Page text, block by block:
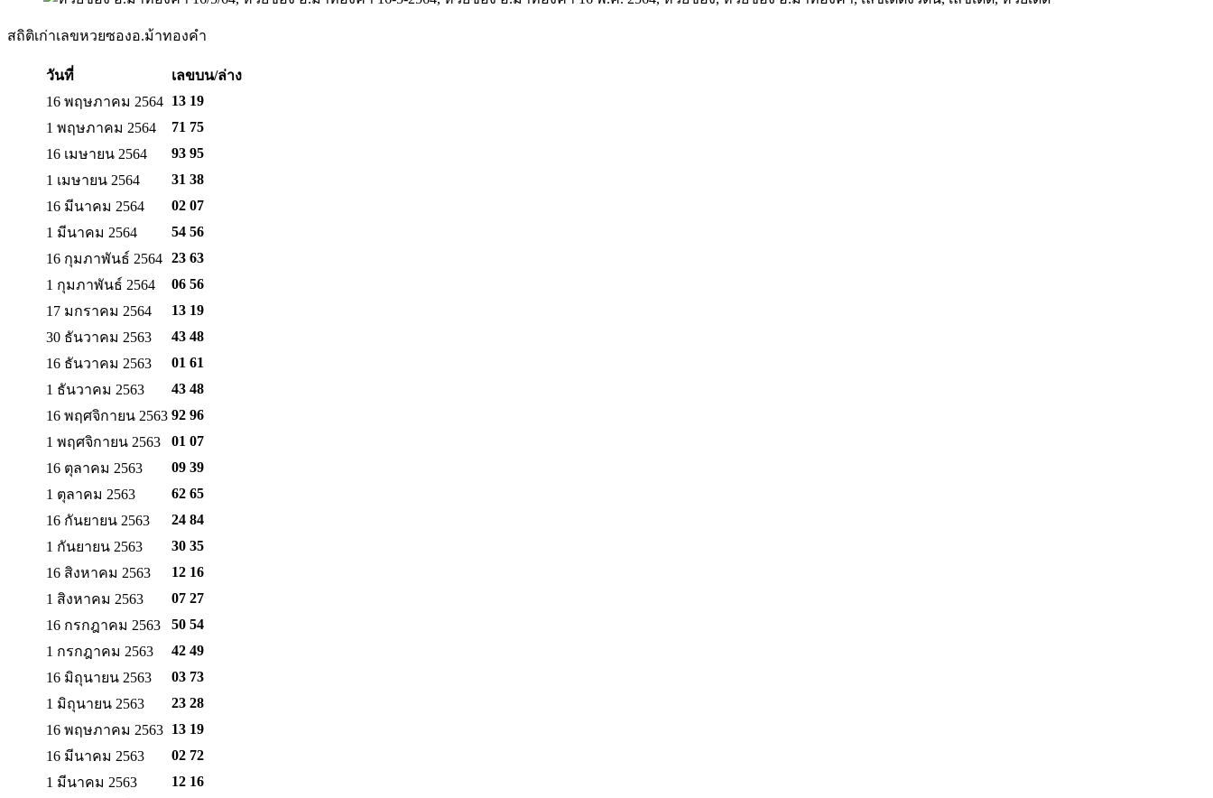
สถิติเก่าเลขหวยซองอ.ม้าทองคำ
วันที่
เลขบน/ล่าง
16 พฤษภาคม 2564 13 19
1 พฤษภาคม 2564
71 75
16 เมษายน 2564
93 95
1 เมษายน 2564
31 38
16 มีนาคม 2564
02 07
1 มีนาคม 2564
54 56
16 กุมภาพันธ์ 2564 23 63
1 กุมภาพันธ์ 2564
06 56
17 มกราคม 2564
13 19
30 ธันวาคม 2563
43 48
16 ธันวาคม 2563
01 61
1 ธันวาคม 2563
43 48
16 พฤศจิกายน 2563 92 96
1 พฤศจิกายน 2563
01 07
16 ตุลาคม 2563
09 39
1 ตุลาคม 2563
62 65
16 กันยายน 2563
24 84
1 กันยายน 2563
30 35
16 สิงหาคม 2563
12 16
1 สิงหาคม 2563
07 27
16 กรกฎาคม 2563
50 54
1 กรกฎาคม 2563
42 49
16 มิถุนายน 2563
03 73
1 มิถุนายน 2563
23 28
16 พฤษภาคม 2563 13 19
16 มีนาคม 2563
02 72
1 มีนาคม 2563
12 16